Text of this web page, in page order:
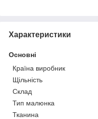
Характеристики
Основні
Країна виробник
Щільність
Склад
Тип малюнка
Тканина